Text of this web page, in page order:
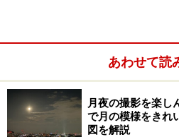
ました。しかし、明るさの雰
現場に近いものですあわせて読
月夜の撮影を楽し
で月の模様をきれ
図を解説